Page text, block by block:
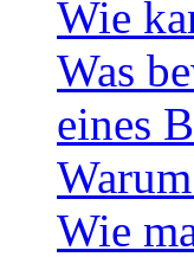
Wie
Was
eines
Wie